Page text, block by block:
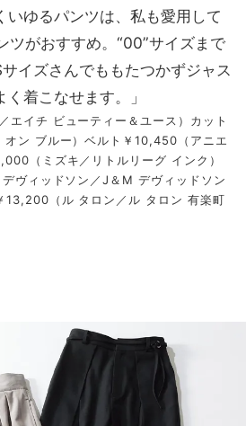
いゆるパンツは、私も愛用して
ツがおすすめ。“00”サイズまで
イズさんでももたつかずジャス
着こなせます。」
エイチ ビューティー＆ユース）カット
ン ブルー）ベルト￥10,450（アニエ
（ミズキ／リトルリーグ インク）
ヴィッドソン／J＆M デヴィッドソン
13,200（ル タロン／ル タロン 有楽町